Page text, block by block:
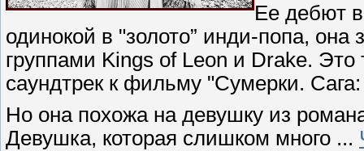
Ее дебют
одинокой в "золото” инди-попа,
группами Kings of Leon и Drake.
саундтрек к фильму "Сумерки.
Но она похожа на девушку из
Девушка, которая слишком много ...